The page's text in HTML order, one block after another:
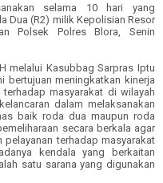
selama 10 hari yang
Dua (R2) milik Kepolisian Resor
Polsek Polres Blora, Senin
melalui Kasubbag Sarpras Iptu
bertujuan meningkatkan kinerja
masyarakat di wilayah
dalam melaksanakan
baik roda dua maupun roda
secara berkala agar
terhadap masyarakat
kendala yang berkaitan
satu sarana yang digunakan